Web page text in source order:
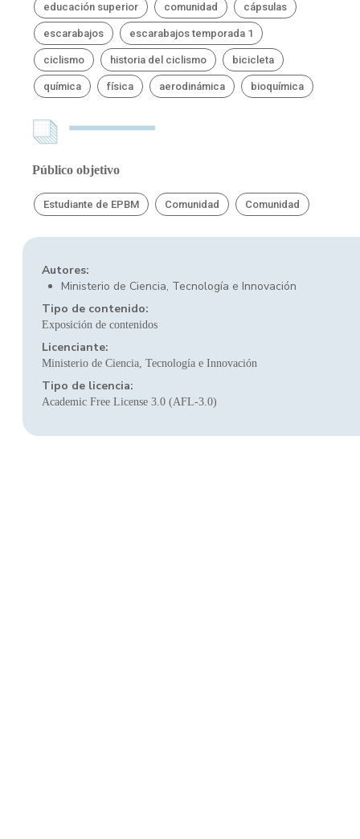
educación superior comunidad cápsulas
escarabajos escarabajos temporada 1
ciclismo historia del ciclismo bicicleta
química física aerodinámica bioquímica
Público objetivo
Estudiante de EPBM Comunidad Comunidad
Autores:
Ministerio de Ciencia, Tecnología e Innovación
Tipo de contenido:
Exposición de contenidos
Licenciante:
Ministerio de Ciencia, Tecnología e Innovación
Tipo de licencia:
Academic Free License 3.0 (AFL-3.0)